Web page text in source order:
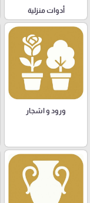
أدوات منزلية
ورود و اشجار